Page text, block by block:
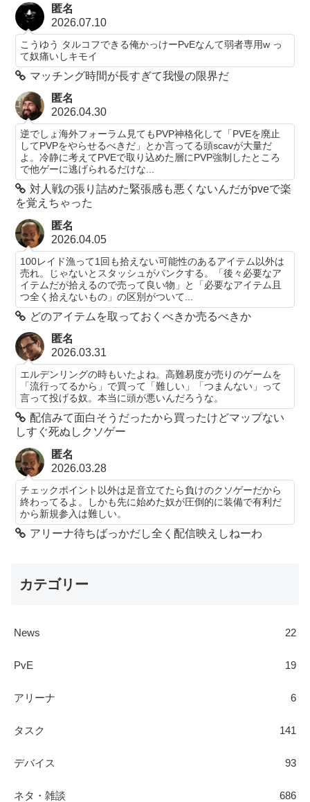
匿名
2026.07.10
こうゆう タルコフできる俺かっけーPvEなんて弱者専用w っ
て奴痛いしキモイ
マッチング時間が長すぎて我慢の限界だ
匿名
2026.04.30
逆でしょ海外フォーラム見てもPVP神格化して「PVEを廃止
してPVPをやらせるべきだ」とか言ってる頭scavが大量だ
よ。冷静に考えてPVEで取り込めた層にPVP強制したところ
で他ゲーに逃げられるだけな...
対人戦の張り詰めた緊張感も悪くないんだがpveで楽
を覚えちゃった
匿名
2026.04.05
100レイド漁って1回も拾えない可能性のあるアイテム以外は
売れ。じゃないとスタッシュがパンクする。「後々必要なア
イテムだが拾えるので売って良い物」と「必要なアイテム且
つ全く拾えないもの」の区別がついて...
どのアイテムを取っておくべきか売るべきか
匿名
2026.03.31
エルデンリングの時もいたよね。高難易度が売りのゲームを
「流行ってるから」で買って「難しい」「つまんない」って
言って投げる奴。本当に頭が悪いんだろうな。
配信みて面白そうだったから買ったけどマップない
しすぐ死ぬしクソゲー
匿名
2026.03.28
チェックポイント以外は足音立てたら負けのクソゲーだから
終わってるよ。しかも先に始めた奴が圧倒的に装備で有利だ
から新規参入は難しい。
アリーナ待ちばっかだし全く配信映えしねーわ
カテゴリー
News 22
PvE 19
アリーナ 6
タスク 141
デバイス 93
ネタ・雑談 686